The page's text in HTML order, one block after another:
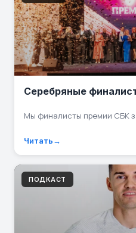
Серебряные
Мы финалисты премии СБК
Читать
ПОДКАСТ